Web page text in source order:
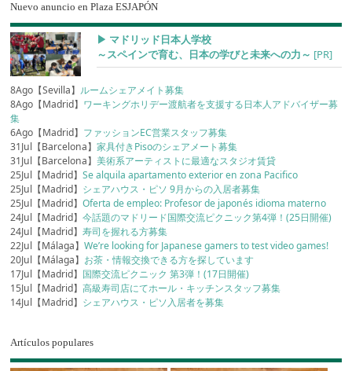
Nuevo anuncio en Plaza ESJAPÓN
▶︎ マドリッド日本人学校
～スペインで育む、日本の学びと未来への力～ [PR]
8Ago【Sevilla】 ルームシェアメイト募集
8Ago【Madrid】 ワーキングホリデー渡航者を支援する日本人アドバイザー募
集
6Ago【Madrid】 ファッションEC営業スタッフ募集
31Jul【Barcelona】家具付きPisoのシェアメート募集
31Jul【Barcelona】美術系アーティストに最適なスタジオ賃貸
25Jul【Madrid】Se alquila apartamento exterior en zona Pacifico
25Jul【Madrid】 シェアハウス・ピソ 9月からの入居者募集
25Jul【Madrid】Oferta de empleo: Profesor de japonés idioma materno
24Jul【Madrid】今話題のマドリード国際交流ピクニック第4弾！(25日開催)
24Jul【Madrid】寿司を握れる方募集
22Jul【Málaga】We’re looking for Japanese gamers to test video games!
20Jul【Málaga】 お茶・情報交換できる方を探しています
17Jul【Madrid】 国際交流ピクニック 第3弾！(17日開催)
15Jul【Madrid】高級寿司店にてホール・キッチンスタッフ募集
14Jul【Madrid】 シェアハウス・ピソ入居者を募集
Artículos populares